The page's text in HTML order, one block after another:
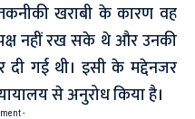
खराबी के कारण वह
नहीं रख सके थे और उनकी
दी गई थी। इसी के मद्देनजर
से अनुरोध किया है।
-